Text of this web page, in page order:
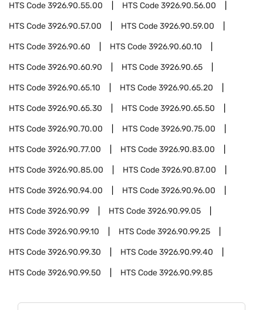
HTS Code3926.90.55.00 HTS Code3926.90.56.00
HTS Code3926.90.57.00 HTS Code3926.90.59.00
HTS Code3926.90.60 HTS Code3926.90.60.10
HTS Code3926.90.60.90 HTS Code3926.90.65
HTS Code3926.90.65.10 HTS Code3926.90.65.20
HTS Code3926.90.65.30 HTS Code3926.90.65.50
HTS Code3926.90.70.00 HTS Code3926.90.75.00
HTS Code3926.90.77.00 HTS Code3926.90.83.00
HTS Code3926.90.85.00 HTS Code3926.90.87.00
HTS Code3926.90.94.00 HTS Code3926.90.96.00
HTS Code3926.90.99 HTS Code3926.90.99.05
HTS Code3926.90.99.10 HTS Code3926.90.99.25
HTS Code3926.90.99.30 HTS Code3926.90.99.40
HTS Code3926.90.99.50 HTS Code3926.90.99.85